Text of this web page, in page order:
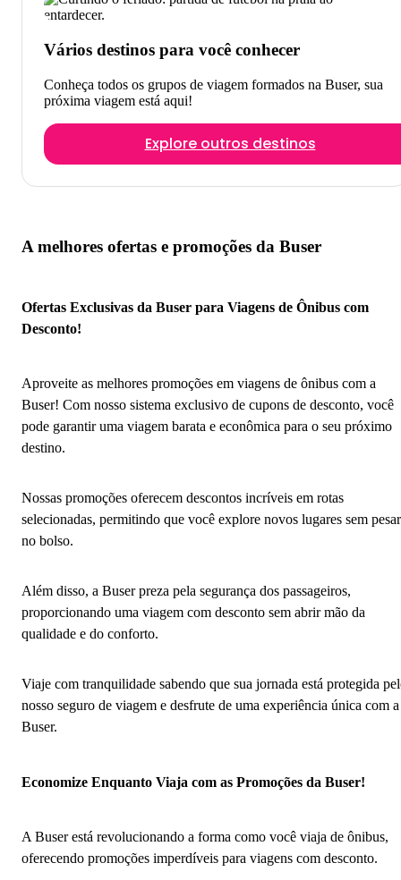
Vários destinos para você conhecer
Conheça todos os grupos de viagem formados na Buser, sua
próxima viagem está aqui!
Explore outros destinos
A melhores ofertas e promoções da Buser
Ofertas Exclusivas da Buser para Viagens de Ônibus com
Desconto!
Aproveite as melhores promoções em viagens de ônibus com a
Buser! Com nosso sistema exclusivo de cupons de desconto, você
pode garantir uma viagem barata e econômica para o seu próximo
destino.
Nossas promoções oferecem descontos incríveis em rotas
selecionadas, permitindo que você explore novos lugares sem pesar
no bolso.
Além disso, a Buser preza pela segurança dos passageiros,
proporcionando uma viagem com desconto sem abrir mão da
qualidade e do conforto.
Viaje com tranquilidade sabendo que sua jornada está protegida
nosso seguro de viagem e desfrute de uma experiência única com a
Buser.
Economize Enquanto Viaja com as Promoções da Buser!
A Buser está revolucionando a forma como você viaja de ônibus,
oferecendo promoções imperdíveis para viagens com desconto.